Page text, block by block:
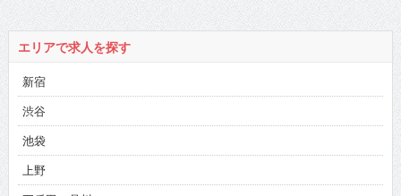
エリアで求人を探す
新宿
渋谷
池袋
上野